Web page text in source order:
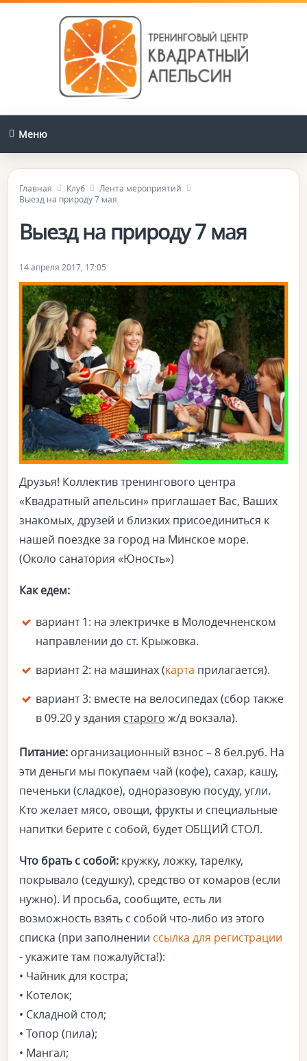
Меню
Главная Клуб
Лента мероприятий
Выезд на природу 7 мая
Выезд на природу 7 мая
14 апреля 2017, 17:05
Друзья! Коллектив тренингового центра
«Квадратный апельсин» приглашает Вас, Ваших
знакомых, друзей и близких присоединиться к
нашей поездке за город на Минское море.
(Около санатория «Юность»)
Как едем:
вариант 1: на электричке в Молодечненском
направлении до ст. Крыжовка.
вариант 2: на машинах (карта прилагается).
вариант 3: вместе на велосипедах(сбор также
в 09.20 у здания старого ж/д вокзала).
Питание: организационный взнос – 8 бел.руб. На
эти деньги мы покупаем чай (кофе), сахар, кашу,
печеньки (сладкое), одноразовую посуду, угли.
Кто желает мясо, овощи, фрукты и специальные
напитки берите с собой, будет ОБЩИЙ СТОЛ.
Что брать с собой: кружку, ложку, тарелку,
покрывало (седушку), средство от комаров (если
нужно). И просьба, сообщите, есть ли
возможность взять с собой что-либо из этого
списка (при заполнении ссылка для регистрации
- укажите там пожалуйста!):
• Чайник для костра;
• Котелок;
• Складной стол;
• Топор (пила);
• Мангал;